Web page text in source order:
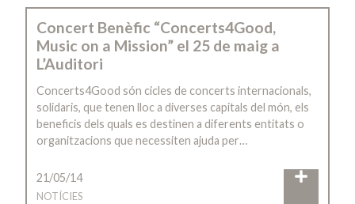
Concert Benèfic “Concerts4Good,
Music on a Mission” el 25 de maig a
L’Auditori
Concerts4Good són cicles de concerts internacionals,
solidaris, que tenen lloc a diverses capitals del món, els
beneficis dels quals es destinen a diferents entitats o
organitzacions que necessiten ajuda per…
21/05/14
NOTÍCIES